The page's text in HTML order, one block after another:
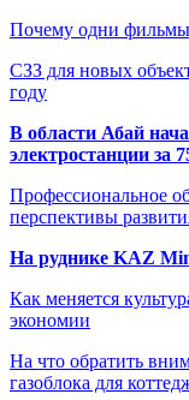
Почему одни фильмы
СЗЗ для новых
году
В области Абай
электростанции за
Профессиональное
перспективы
На руднике KAZ
Как меняется
экономии
На что обратить
газоблока для